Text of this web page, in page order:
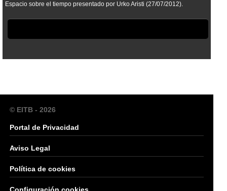
Espacio sobre el tiempo presentado por Urko Aristi (27/07/2012).
© EITB - 2026
Portal de Privacidad
Aviso Legal
Política de cookies